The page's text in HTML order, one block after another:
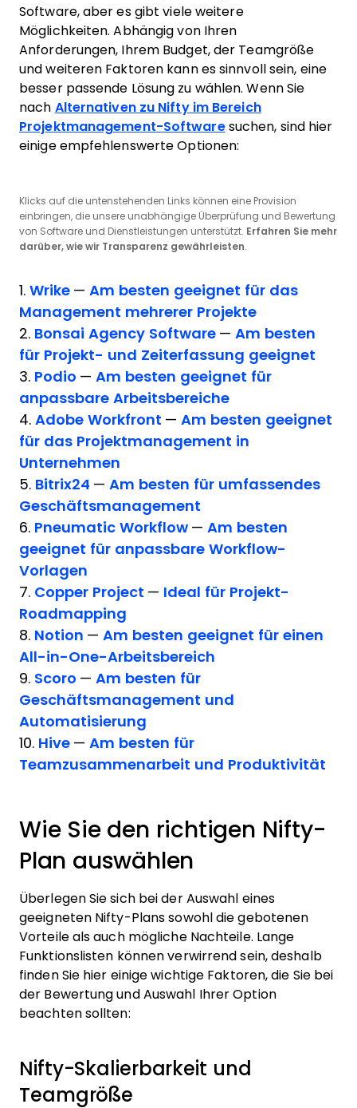
Software, aber es gibt viele weitere
Möglichkeiten. Abhängig von Ihren
Anforderungen, Ihrem Budget, der Teamgröße
und weiteren Faktoren kann es sinnvoll sein, eine
besser passende Lösung zu wählen. Wenn Sie
nach Alternativen zu Nifty im Bereich
Projektmanagement-Softwaresuchen, sind hier
einige empfehlenswerte Optionen:
Klicks auf die untenstehenden Links können eine Provision
einbringen, die unsere unabhängige Überprüfung und Bewertung
von Software und Dienstleistungen unterstützt. Erfahren Sie mehr
darüber, wie wir Transparenz gewährleisten.
1. Wrike — Am besten geeignet für das
Management mehrerer Projekte
2. Bonsai Agency Software — Am besten
für Projekt- und Zeiterfassung geeignet
3. Podio — Am besten geeignet für
anpassbare Arbeitsbereiche
4. Adobe Workfront — Am besten geeignet
für das Projektmanagement in
Unternehmen
5. Bitrix24 — Am besten für umfassendes
Geschäftsmanagement
6. Pneumatic Workflow — Am besten
geeignet für anpassbare Workflow-
Vorlagen
7. Copper Project — Ideal für Projekt-
Roadmapping
8. Notion — Am besten geeignet für einen
All-in-One-Arbeitsbereich
9. Scoro — Am besten für
Geschäftsmanagement und
Automatisierung
10. Hive — Am besten für
Teamzusammenarbeit und Produktivität
Wie Sie den richtigen Nifty-
Plan auswählen
Überlegen Sie sich bei der Auswahl eines
geeigneten Nifty-Plans sowohl die gebotenen
Vorteile als auch mögliche Nachteile. Lange
Funktionslisten können verwirrend sein, deshalb
finden Sie hier einige wichtige Faktoren, die Sie bei
der Bewertung und Auswahl Ihrer Option
beachten sollten:
Nifty-Skalierbarkeit und
Teamgröße